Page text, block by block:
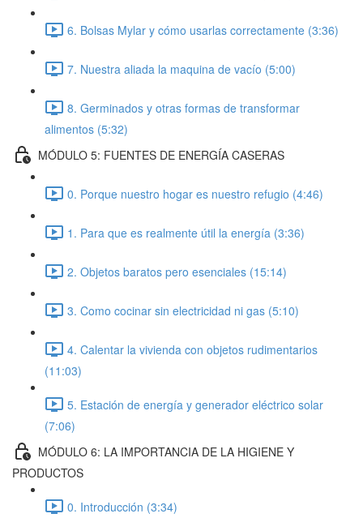
6. Bolsas Mylar y cómo usarlas correctamente (3:36)
7. Nuestra aliada la maquina de vacío (5:00)
8. Germinados y otras formas de transformar
alimentos (5:32)
MÓDULO 5: FUENTES DE ENERGÍA CASERAS
0. Porque nuestro hogar es nuestro refugio (4:46)
1. Para que es realmente útil la energía (3:36)
2. Objetos baratos pero esenciales (15:14)
3. Como cocinar sin electricidad ni gas (5:10)
4. Calentar la vivienda con objetos rudimentarios
(11:03)
5. Estación de energía y generador eléctrico solar
(7:06)
MÓDULO 6: LA IMPORTANCIA DE LA HIGIENE Y
PRODUCTOS
0. Introducción (3:34)